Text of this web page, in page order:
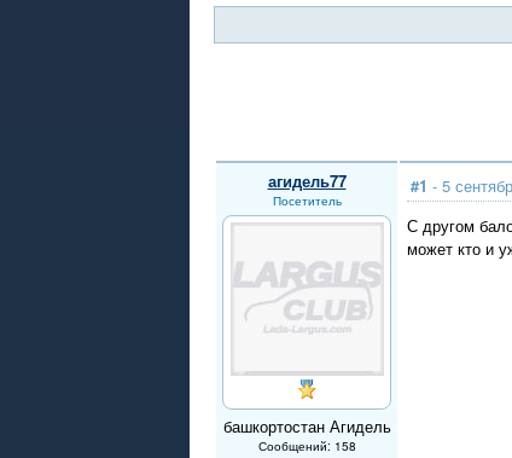
агидель77
Посетитель
башкортостан Агидель
Сообщений: 158
#1 - 5
С другом
может кто и